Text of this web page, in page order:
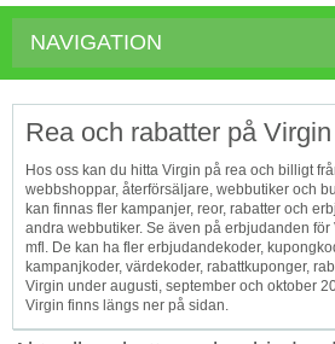
NAVIGATION
Rea och rabatter på
Hos oss kan du hitta Virgin på rea och billigt
webbshoppar, återförsäljare, webbutiker och
kan finnas fler kampanjer, reor, rabatter och
andra webbutiker. Se även på erbjudanden för
mfl. De kan ha fler erbjudandekoder,
kampanjkoder, värdekoder, rabattkuponger,
Virgin under augusti, september och oktober
Virgin finns längs ner på sidan.